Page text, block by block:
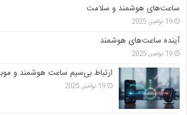
ساعت‌های هوشمند و سلامت
19 نوامبر, 2025
آینده ساعت‌های هوشمند
19 نوامبر, 2025
ارتباط بی‌سیم ساعت هوشمند و
19 نوامبر, 2025